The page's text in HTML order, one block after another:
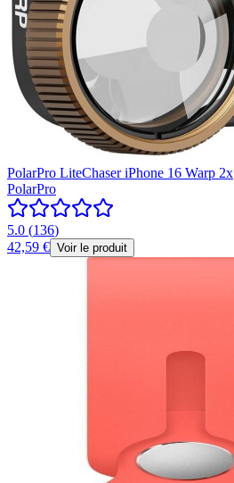
PolarPro LiteChaser iPhone 16 Warp 2x
PolarPro
5.0 (136)
42,59 € Voir le produit